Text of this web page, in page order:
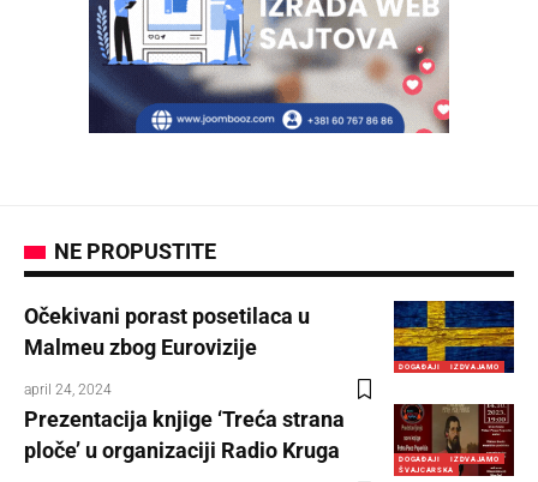
NE PROPUSTITE
DOGAĐAJI IZDVAJAMO
Očekivani porast posetilaca u
Malmeu zbog Eurovizije
april 24, 2024
DOGAĐAJI
IZDVAJAMO
ŠVAJCARSKA
Prezentacija knjige ‘Treća strana
ploče’ u organizaciji Radio Kruga